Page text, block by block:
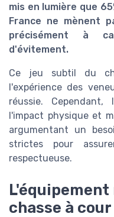
mis en lumière que
France ne mènent
précisément à
d'évitement.
Ce jeu subtil du
l'expérience des
réussie.
l'impact physique et
argumentant un
strictes pour
respectueuse.
chasse à cour